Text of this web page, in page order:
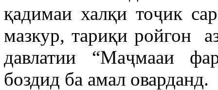
қадимаи халқи тоҷик
мазкур, тариқи ройгон
давлатии “Маҷмааи
боздид ба амал оварданд.